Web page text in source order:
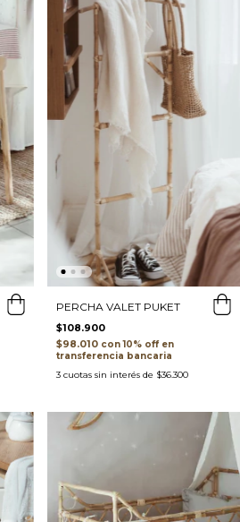
PERCHA VALET PUKET
$108.900
$98.010 con
transferencia bancaria
3 cuotas sin interés de $36.300